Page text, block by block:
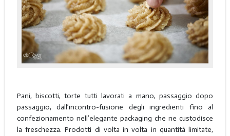
Pani, biscotti, torte tutti lavorati a mano, passaggio dopo
passaggio, dall’incontro-fusione degli ingredienti fino al
confezionamento nell’elegante packaging che ne custodisce
la freschezza. Prodotti di volta in volta in quantità limitate,